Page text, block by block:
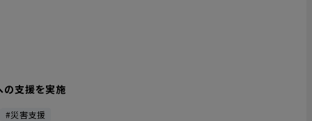
の支援を実施
#災害支援